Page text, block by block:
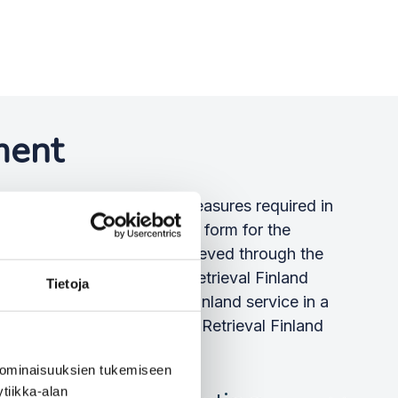
Tietoja
tukemiseen
alan
technical development measures required in
filled in the connection form for the
the information to be retrieved through the
a link to the Data Retrieval Finland
the Data Retrieval Finland service in a
deployment of the Data Retrieval Finland